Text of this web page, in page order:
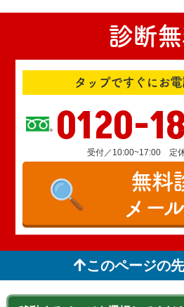
診断
タップですぐにお
0120-
受付／10:00~17:00 定
無料
メー
このページの